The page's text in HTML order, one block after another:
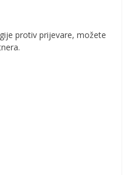
protiv prijevare, možete